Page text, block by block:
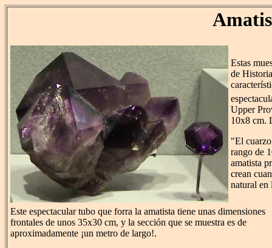
Estas
de
Upper
10x8 cm.
"El
rango de
amatista
crean
natural en
Este espectacular tubo que forra la amatista tiene unas dimensiones
frontales de unos 35x30 cm, y la sección que se muestra es de
aproximadamente ¡un metro de largo!.